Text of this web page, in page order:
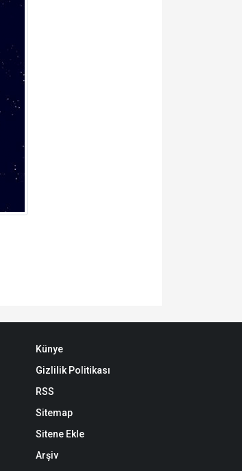
Künye
Gizlilik Politikası
RSS
Sitemap
Sitene Ekle
Arşiv